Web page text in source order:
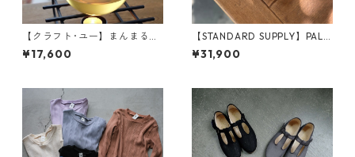
【クラフト･ユー】まんまるポ
ット 1L
¥17,600
【STANDARD SUPPLY】PAL L
ONG FLAP WALLET
¥31,900